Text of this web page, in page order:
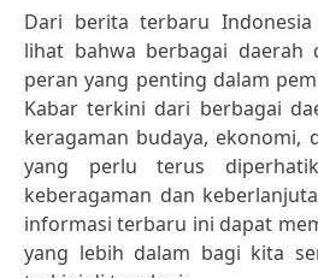
Dari berita terbaru
lihat bahwa berbagai
peran yang penting dalam
Kabar terkini dari berbagai
keragaman budaya, ekonomi,
yang perlu terus
keberagaman dan
informasi terbaru ini dapat
yang lebih dalam bagi kita